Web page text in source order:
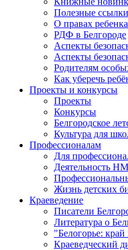
Полезные ссылки
О правах ребенка
РДФ в Белгороде
Аспекты
Аспекты
Родителям
Как уберечь
Проекты и конкурсы
Проекты
Конкурсы
Белгородское
Культура для
Профессионалам
Для
Деятельность
Жизнь детских
Краеведение
Писатели
Литература о
"Белогорье:
Краеведческий